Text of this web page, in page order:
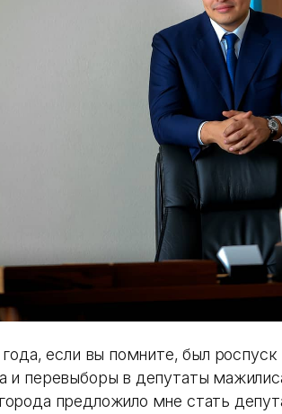
года, если вы помните, был роспуск
и перевыборы в депутаты
предложило мне стать